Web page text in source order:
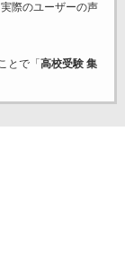
際のユーザーの声
とで「 高校受験 集